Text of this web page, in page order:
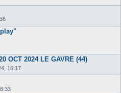
OCT 2024 LE GAVRE (44)
16:17